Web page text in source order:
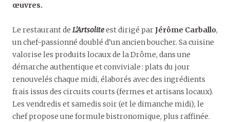
œuvres.
Le restaurant de L’Artsoliteest dirigé parJérôme Carballo,
un chef-passionné doublé d’un ancien boucher. Sa cuisine
valorise les produits locaux de la Drôme, dans une
démarche authentique et conviviale : plats du jour
renouvelés chaque midi, élaborés avec des ingrédients
frais issus des circuits courts (fermes et artisans locaux).
Les vendredis et samedis soir (et le dimanche midi), le
chef propose une formule bistronomique, plus raffinée.